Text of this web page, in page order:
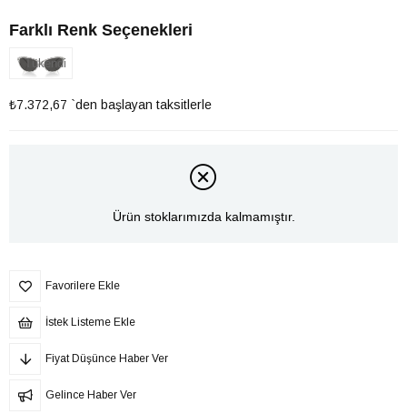
Farklı Renk Seçenekleri
Tükendi
₺7.372,67 `den başlayan taksitlerle
Ürün stoklarımızda kalmamıştır.
Favorilere Ekle
İstek Listeme Ekle
Fiyat Düşünce Haber Ver
Gelince Haber Ver